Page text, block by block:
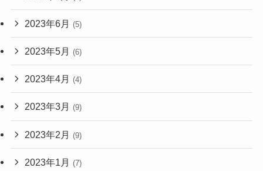
2023年6月 (5)
2023年5月 (6)
2023年4月 (4)
2023年3月 (9)
2023年2月 (9)
2023年1月 (7)